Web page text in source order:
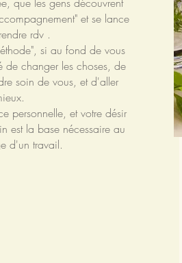
que les gens découvrent
et se lance
rdv .
si au fond de vous
changer les choses, de
soin de vous, et d'aller
personnelle, et votre désir
est la base nécessaire au
d'un travail.